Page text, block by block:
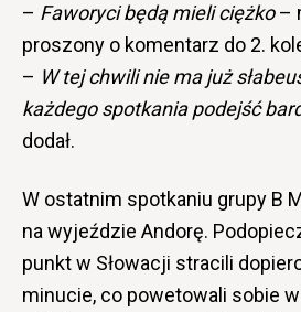
– Faworyci będą mieli ciężko–
proszony o komentarz do 2.
– W tej chwili nie ma już
każdego spotkania podejść
dodał.
W ostatnim spotkaniu grupy B
na wyjeździe Andorę.
punkt w Słowacji stracili
minucie, co powetowali sobie